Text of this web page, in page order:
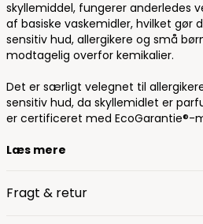
skyllemiddel, fungerer anderledes
af basiske vaskemidler, hvilket
sensitiv hud, allergikere og små
modtagelig overfor kemikalier.
Det er særligt velegnet til
sensitiv hud, da skyllemidlet er
er certificeret med EcoGarantie®-
Læs mere
Fragt & retur